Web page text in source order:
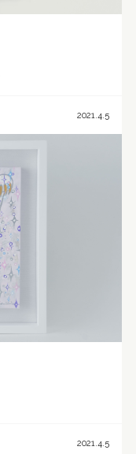
2021.4.5
2021.4.5